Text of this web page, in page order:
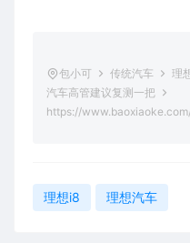
包小可 传统汽车
理
汽车高管建议复测一把
https://
理想i8 理想汽车